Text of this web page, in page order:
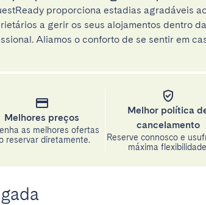
proporciona estadias agradáveis
a gerir os seus alojamentos dentro
Aliamos o conforto de se sentir em
Melhores preços
as melhores ofertas
reservar diretamente.
Melhor política
cancelamento
Reserve connosco e
máxima